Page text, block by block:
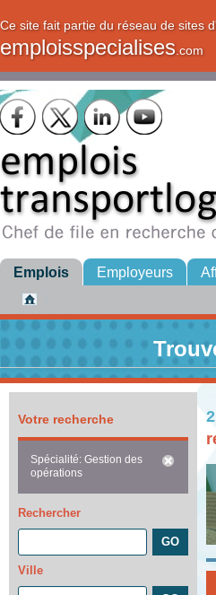
Ce site fait partie du réseau de sites
emploisspecialises.com
Emplois Employeurs
Votre recherche
Spécialité: Gestion des
opérations
Rechercher
Ville